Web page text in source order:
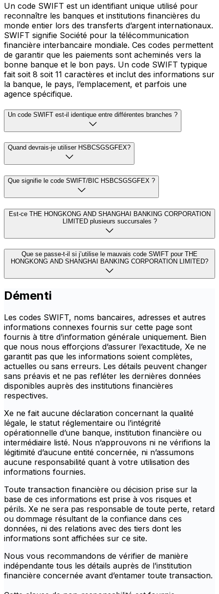
Un code SWIFT est un identifiant unique utilisé pour
reconnaître les banques et institutions financières du
monde entier lors des transferts d’argent internationaux.
SWIFT signifie Société pour la télécommunication
financière interbancaire mondiale. Ces codes permettent
de garantir que les paiements sont acheminés vers la
bonne banque et le bon pays. Un code SWIFT typique
fait soit 8 soit 11 caractères et inclut des informations sur
la banque, le pays, l’emplacement, et parfois une
agence spécifique.
Un code SWIFT est-il identique entre différentes branches ?
Quand devrais-je utiliser HSBCSGSGFEX?
Que signifie le code SWIFT/BIC HSBCSGSGFEX ?
Est-ce THE HONGKONG AND SHANGHAI BANKING CORPORATION
LIMITED plusieurs succursales ?
Que se passe-t-il si j’utilise le mauvais code SWIFT pour THE
HONGKONG AND SHANGHAI BANKING CORPORATION LIMITED?
Démenti
Les codes SWIFT, noms bancaires, adresses et autres
informations connexes fournis sur cette page sont
fournis à titre d’information générale uniquement. Bien
que nous nous efforçions d’assurer l’exactitude, Xe ne
garantit pas que les informations soient complètes,
actuelles ou sans erreurs. Les détails peuvent changer
sans préavis et ne pas refléter les dernières données
disponibles auprès des institutions financières
respectives.
Xe ne fait aucune déclaration concernant la qualité
légale, le statut réglementaire ou l’intégrité
opérationnelle d’une banque, institution financière ou
intermédiaire listé. Nous n’approuvons ni ne vérifions la
légitimité d’aucune entité concernée, ni n’assumons
aucune responsabilité quant à votre utilisation des
informations fournies.
Toute transaction financière ou décision prise sur la
base de ces informations est prise à vos risques et
périls. Xe ne sera pas responsable de toute perte, retard
ou dommage résultant de la confiance dans ces
données, ni des relations avec des tiers dont les
informations sont affichées sur ce site.
Nous vous recommandons de vérifier de manière
indépendante tous les détails auprès de l’institution
financière concernée avant d’entamer toute transaction.